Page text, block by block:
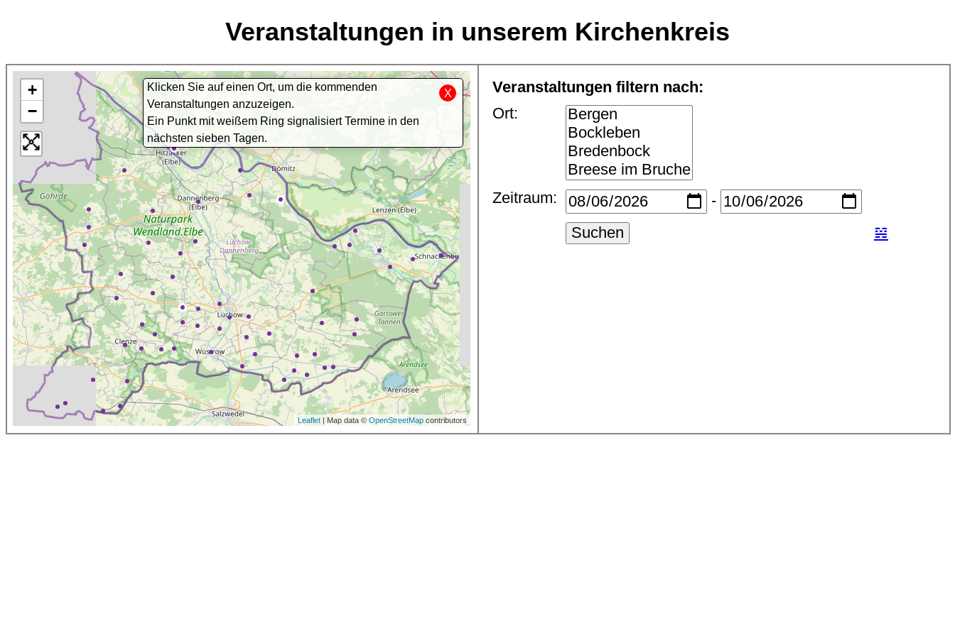
Veranstaltungen in unserem Kirchenkreis
X
Klicken Sie auf einen Ort, um die kommenden
Veranstaltungen anzuzeigen.
Ein Punkt mit weißem Ring signalisiert Termine in den
nächsten sieben Tagen.
+
−
Leaflet | Map data © OpenStreetMap contributors
Veranstaltungen filtern nach:
Ort:
Zeitraum:
-
Suchen
𝌴